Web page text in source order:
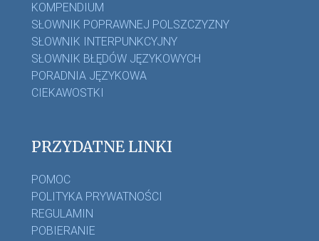
KOMPENDIUM
SŁOWNIK POPRAWNEJ POLSZCZYZNY
SŁOWNIK INTERPUNKCYJNY
SŁOWNIK BŁĘDÓW JĘZYKOWYCH
PORADNIA JĘZYKOWA
CIEKAWOSTKI
PRZYDATNE LINKI
POMOC
POLITYKA PRYWATNOŚCI
REGULAMIN
POBIERANIE